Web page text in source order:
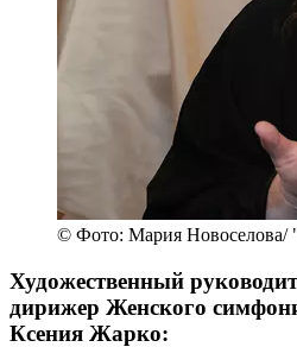
© Фото: Мария Новоселова/
Художественный
дирижер Женского
Ксения Жарко: